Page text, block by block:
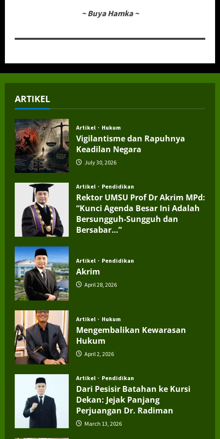
~ Buya Hamka ~
ARTIKEL
Artikel Hukum
Vigilantisme dan Rapuhnya
Keadilan Negara
July 30, 2026
Artikel Pendidikan
Rektor UMSU Prof Dr Akrim MPd:
“Kunci Agenda Besar Ini Adalah
Bersungguh-Sungguh dan
Bersabar…”
Artikel Pendidikan
Akrim
April 28, 2026
Artikel Hukum
Mengembalikan Kewarasan
Hukum
April 2, 2026
Artikel Pendidikan
Dari Pesisir Batahan ke Kursi
Dekan: Jejak Panjang
Perjuangan Dr. Radiman
March 13, 2026